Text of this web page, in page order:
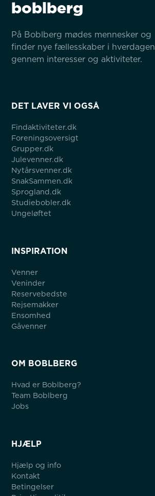
boblberg
På Boblberg mødes mennesker og
finder nye fællesskaber i hverdagen
gennem interesser og aktiviteter.
DET LAVER VI OGSÅ
Findaktiviteter.dk
Foreningsoversigt
Grupper.dk
Julevenner.dk
Nytårsvenner.dk
SnakSammen.dk
Sprogland.dk
Studiebobler.dk
Ungeløftet
INSPIRATION
Venner
Veninder
Reservebedste
Rejsemakker
Ensomhed
Gåvenner
OM BOBLBERG
Hvad er Boblberg?
Team Boblberg
Jobs
HJÆLP
Hjælp og info
Kontakt
Betingelser